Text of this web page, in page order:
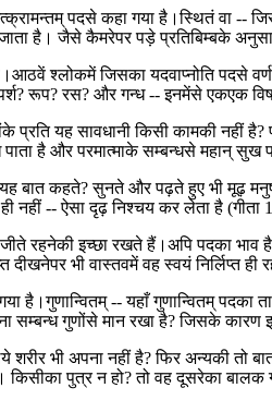
पदसे कहा गया है।स्थितं वा --
है। जैसे कैमरेपर पड़े प्रतिबिम्बके
श्लोकमें जिसका यदवाप्नोति पदसे
रूप? रस? और गन्ध -- इनमेंसे एकएक
यह सावधानी किसी कामकी नहीं
है और परमात्माके सम्बन्धसे महान् सुख
कहते? सुनते और पढ़ते हुए भी मूढ़
ही नहीं -- ऐसा दृढ़ निश्चय कर लेता है
रहनेकी इच्छा रखते हैं।अपि पदका
भी वास्तवमें वह स्वयं निर्लिप्त ही
-- यहाँ गुणान्वितम् पदका
सम्बन्ध गुणोंसे मान रखा है? जिसके कारण
भी अपना नहीं है? फिर अन्यकी तो
किसीका पुत्र न हो? तो वह दूसरेका